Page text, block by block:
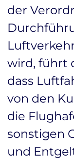
der
wird, führt
dass
von den
die
sonstigen
und